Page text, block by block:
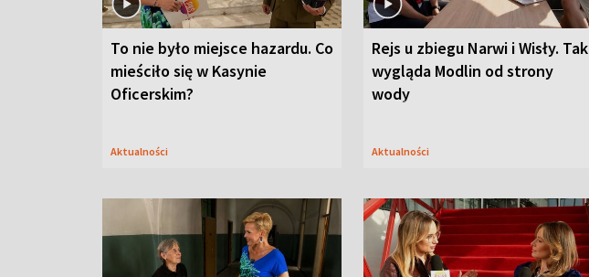
To nie było miejsce hazardu. Co
mieściło się w Kasynie
Oficerskim?
Aktualności
Rejs u zbiegu Narwi i Wisły. Tak
wygląda Modlin od strony
wody
Aktualności